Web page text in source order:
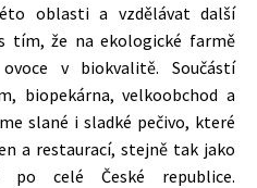
oblasti a vzdělávat další
tím, že na ekologické farmě
v biokvalitě. Součástí
biopekárna, velkoobchod a
slané i sladké pečivo, které
a restaurací, stejně tak jako
po celé České republice.